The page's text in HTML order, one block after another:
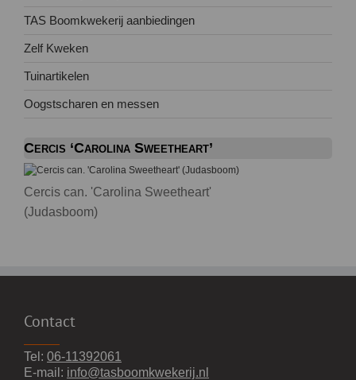
TAS Boomkwekerij aanbiedingen
Zelf Kweken
Tuinartikelen
Oogstscharen en messen
Cercis ‘Carolina Sweetheart’
Cercis can. 'Carolina Sweetheart'
(Judasboom)
Contact
Tel: 06-11392061
E-mail: info@tasboomkwekerij.nl